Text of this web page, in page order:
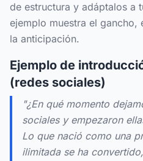
de estructura y adáptalos a
ejemplo muestra el
la anticipación.
Ejemplo de
(redes sociales)
"¿En qué momento
sociales y empezaron
Lo que nació como una
ilimitada se ha